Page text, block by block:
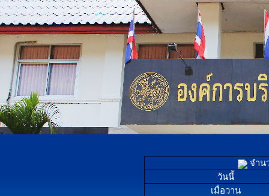
จำน
วันนี้
เมื่อวาน